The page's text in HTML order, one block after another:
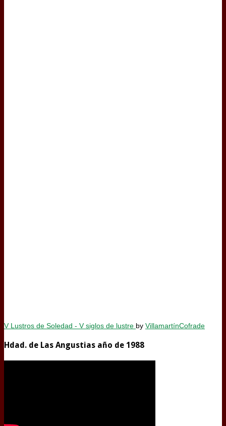
V Lustros de Soledad - V siglos de lustre by VillamartínCofrade
Hdad. de Las Angustias año de 1988